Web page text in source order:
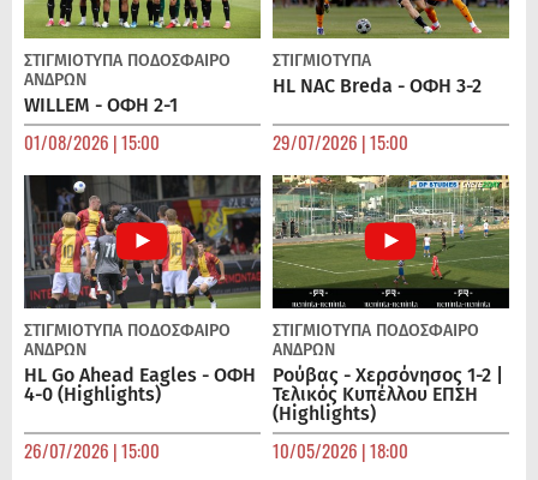
ΣΤΙΓΜΙΟΤΥΠΑ ΠΟΔΌΣΦΑΙΡΟ
ΑΝΔΡΏΝ
WILLEM - ΟΦΗ 2-1
01/08/2026 | 15:00
ΣΤΙΓΜΙΟΤΥΠΑ
HL NAC Breda - ΟΦΗ 3-2
29/07/2026 | 15:00
ΣΤΙΓΜΙΟΤΥΠΑ ΠΟΔΌΣΦΑΙΡΟ
ΑΝΔΡΏΝ
HL Go Ahead Eagles - ΟΦΗ
4-0 (Highlights)
26/07/2026 | 15:00
ΣΤΙΓΜΙΟΤΥΠΑ ΠΟΔΌΣΦΑΙΡΟ
ΑΝΔΡΏΝ
Ρούβας - Χερσόνησος 1-2 |
Τελικός Κυπέλλου ΕΠΣΗ
(Highlights)
10/05/2026 | 18:00